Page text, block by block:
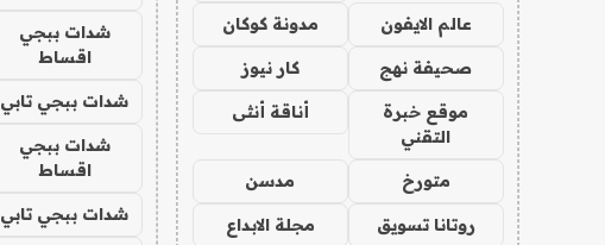
عالم الايفون مدونة كوكان
صحيفة نهج كار نيوز
موقع خبرة
التقني
أناقة أنثى
متورخ مدسن
روتانا تسويق مجلة الابداع
شدات ببجي
اقساط
شدات ببجي تابي
شدات ببجي
اقساط
شدات ببجي تابي